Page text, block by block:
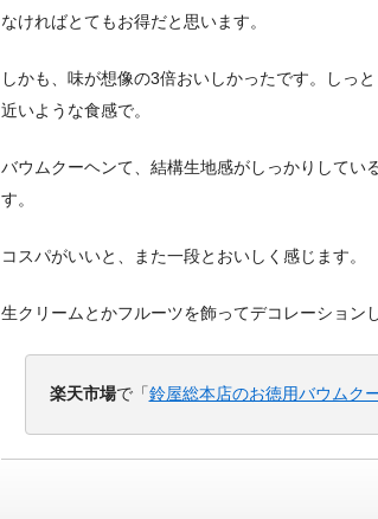
なければとてもお得だと思います。
しかも、味が想像の3倍おいしかったです。しっ
近いような食感で。
バウムクーヘンて、結構生地感がしっかりしてい
す。
コスパがいいと、また一段とおいしく感じます。
生クリームとかフルーツを飾ってデコレーション
楽天市場で「鈴屋総本店のお徳用バウムク